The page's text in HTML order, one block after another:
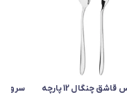
سرویس قاشق چنگال 12 پارچه